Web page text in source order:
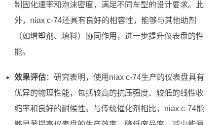
制固化速率和泡沫密度，满足不同车型的设计要求。此
外，niax c-74还具有良好的相容性，能够与其他助剂
（如增塑剂、填料）协同作用，进一步提升仪表盘的性
能。
效果评估：研究表明，使用niax c-74生产的仪表盘具有
优异的物理性能，包括较高的抗压强度、较低的线性收
缩率和良好的耐候性。与传统催化剂相比，niax c-74能